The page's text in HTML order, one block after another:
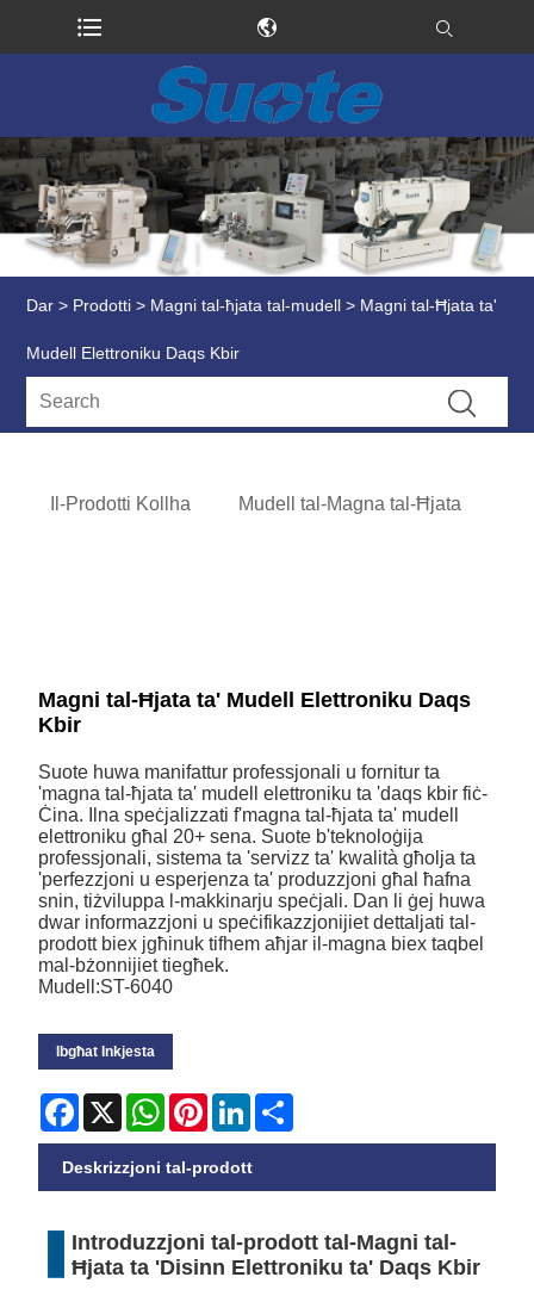
Dar > Prodotti > Magni tal-ħjata tal-mudell > Magni tal-Ħjata ta'
Mudell Elettroniku Daqs Kbir
Il-Prodotti Kollha Mudell tal-Magna tal-Ħjata
Magni tal-Ħjata ta' Mudell Elettroniku Daqs
Kbir
Suote huwa manifattur professjonali u fornitur ta
'magna tal-ħjata ta' mudell elettroniku ta 'daqs kbir fiċ-
Ċina. Ilna speċjalizzati f'magna tal-ħjata ta' mudell
elettroniku għal 20+ sena. Suote b'teknoloġija
professjonali, sistema ta 'servizz ta' kwalità għolja ta
'perfezzjoni u esperjenza ta' produzzjoni għal ħafna
snin, tiżviluppa l-makkinarju speċjali. Dan li ġej huwa
dwar informazzjoni u speċifikazzjonijiet dettaljati tal-
prodott biex jgħinuk tifhem aħjar il-magna biex taqbel
mal-bżonnijiet tiegħek.
Mudell:ST-6040
Ibgħat Inkjesta
Facebook
X WhatsApp
PinterestLinkedIn
Deskrizzjoni tal-prodott
Introduzzjoni tal-prodott tal-Magni tal-
Ħjata ta 'Disinn Elettroniku ta' Daqs Kbir